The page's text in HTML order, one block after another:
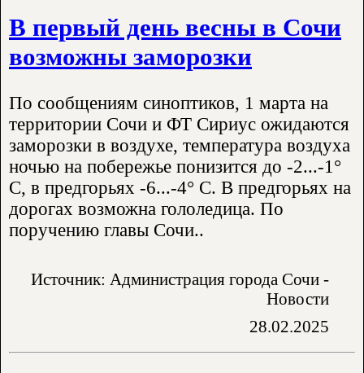
В первый день весны в Сочи
возможны заморозки
По сообщениям синоптиков, 1 марта на
территории Сочи и ФТ Сириус ожидаются
заморозки в воздухе, температура воздуха
ночью на побережье понизится до -2...-1°
С, в предгорьях -6...-4° С. В предгорьях на
дорогах возможна гололедица. По
поручению главы Сочи..
Источник: Администрация города Сочи -
Новости
28.02.2025